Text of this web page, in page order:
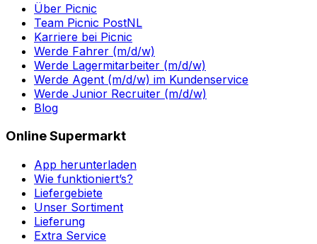
Über Picnic
Team Picnic PostNL
Karriere bei Picnic
Werde Fahrer (m/d/w)
Werde Lagermitarbeiter (m/d/w)
Werde Agent (m/d/w) im Kundenservice
Werde Junior Recruiter (m/d/w)
Blog
Online Supermarkt
App herunterladen
Wie funktioniert’s?
Liefergebiete
Unser Sortiment
Lieferung
Extra Service